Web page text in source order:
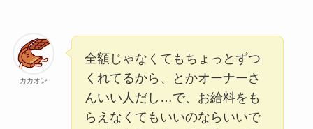
カカオン
全額じゃなくてもちょっとずつ
くれてるから、とかオーナーさ
んいい人だし…で、お給料をも
らえなくてもいいのならいいで